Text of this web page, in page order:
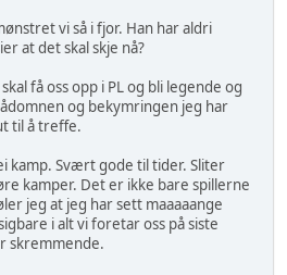
vi så i fjor. Han har aldri
at det skal skje nå?
få oss opp i PL og bli legende og
og bekymringen jeg har
til å treffe.
kamp. Svært gode til tider. Sliter
kamper. Det er ikke bare spillerne
jeg at jeg har sett maaaaange
i alt vi foretar oss på siste
skremmende.